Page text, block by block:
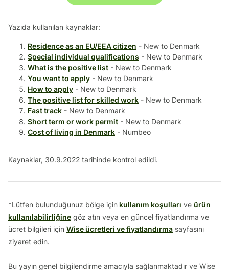
Yazıda kullanılan kaynaklar:
Residence as an EU/EEA citizen - New to Denmark
Special individual qualifications - New to Denmark
What is the positive list - New to Denmark
You want to apply - New to Denmark
How to apply - New to Denmark
The positive list for skilled work - New to Denmark
Fast track - New to Denmark
Short term or work permit - New to Denmark
Cost of living in Denmark - Numbeo
Kaynaklar, 30.9.2022 tarihinde kontrol edildi.
*Lütfen bulunduğunuz bölge için kullanım koşulları ve ürün
kullanılabilirliğine göz atın veya en güncel fiyatlandırma ve
ücret bilgileri için Wise ücretleri ve fiyatlandırma sayfasını
ziyaret edin.
Bu yayın genel bilgilendirme amacıyla sağlanmaktadır ve Wise